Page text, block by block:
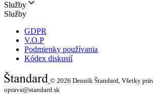
Služby
Služby
GDPR
V.O.P
Podmienky používania
Kódex diskusií
© 2026 Denník Štandard, Všetky
oprava@standard.sk